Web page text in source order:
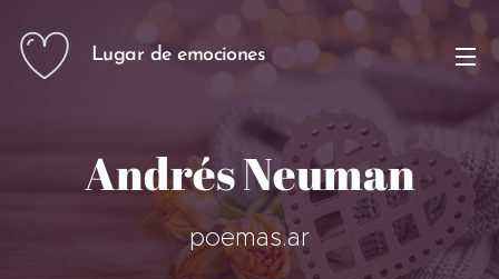
Lugar de emociones
Andrés Neuman
poemas.ar